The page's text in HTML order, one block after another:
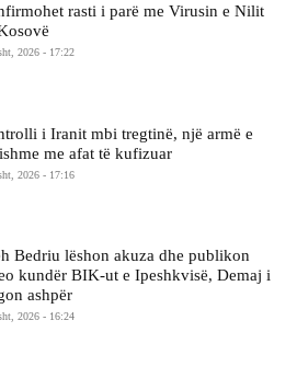
rasti i parë me Virusin e Nilit
2026 - 17:22
i Iranit mbi tregtinë, një armë e
me afat të kufizuar
2026 - 17:16
Bedriu lëshon akuza dhe publikon
kundër BIK-ut e Ipeshkvisë, Demaj i
ashpër
2026 - 16:24